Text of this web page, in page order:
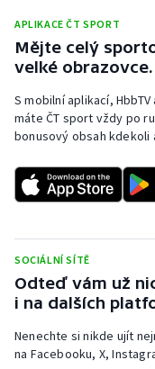
Rychlobruslení
Rychlostní
Short track
Sportovní střelba
Stolní tenis
Triatlon
Veslování
APLIKACE ČT SPORT
Mějte celý
velké obrazovce.
S mobilní aplikací,
máte ČT sport vždy po
bonusový obsah kdekoli
SOCIÁLNÍ SÍTĚ
Odteď vám už
i na dalších
Nenechte si nikde ujít
na Facebooku, X,